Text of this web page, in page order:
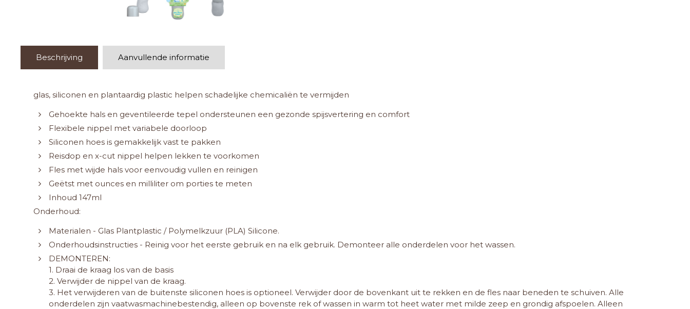
Beschrijving Aanvullende informatie
glas, siliconen en plantaardig plastic helpen schadelijke chemicaliën te vermijden
Gehoekte hals en geventileerde tepel ondersteunen een gezonde spijsvertering en comfort
Flexibele nippel met variabele doorloop
Siliconen hoes is gemakkelijk vast te pakken
Reisdop en x-cut nippel helpen lekken te voorkomen
Fles met wijde hals voor eenvoudig vullen en reinigen
Geëtst met ounces en milliliter om porties te meten
Inhoud 147ml
Onderhoud:
Materialen - Glas Plantplastic / Polymelkzuur (PLA) Silicone.
Onderhoudsinstructies - Reinig voor het eerste gebruik en na elk gebruik. Demonteer alle onderdelen voor het wassen.
DEMONTEREN:
1. Draai de kraag los van de basis
2. Verwijder de nippel van de kraag.
3. Het verwijderen van de buitenste siliconen hoes is optioneel. Verwijder door de bovenkant uit te rekken en de fles naar beneden te schuiven. Alle
onderdelen zijn vaatwasmachinebestendig, alleen op bovenste rek of wassen in warm tot heet water met milde zeep en grondig afspoelen. Alleen